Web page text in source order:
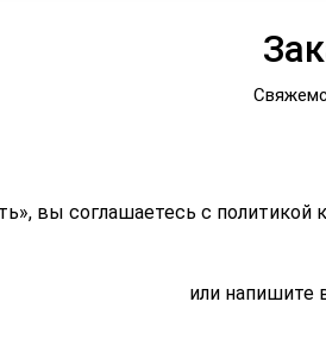
вы соглашаетесь с политикой
или напишите